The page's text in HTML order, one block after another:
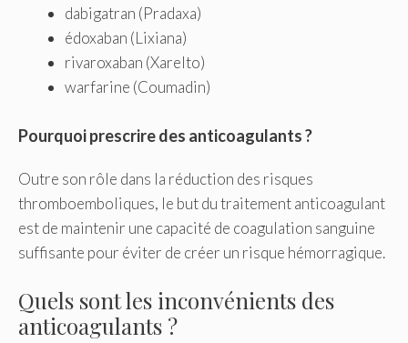
dabigatran (Pradaxa)
édoxaban (Lixiana)
rivaroxaban (Xarelto)
warfarine (Coumadin)
Pourquoi prescrire des anticoagulants ?
Outre son rôle dans la réduction des risques
thromboemboliques, le but du traitement anticoagulant
est de maintenir une capacité de coagulation sanguine
suffisante pour éviter de créer un risque hémorragique.
Quels sont les inconvénients des
anticoagulants ?